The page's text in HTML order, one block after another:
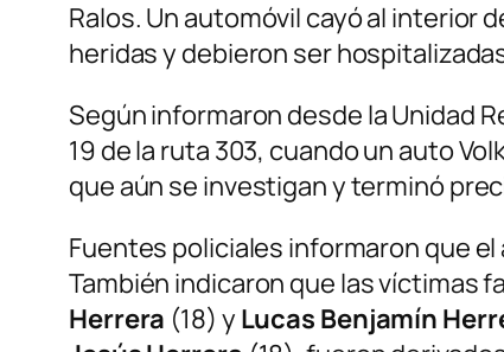
Ralos. Un automóvil cayó al interior
heridas y debieron ser
Según informaron desde la Unidad
19 de la ruta 303, cuando un auto
que aún se investigan y terminó
Fuentes policiales informaron que
También indicaron que las víctimas
Herrera (18) y Lucas Benjamín